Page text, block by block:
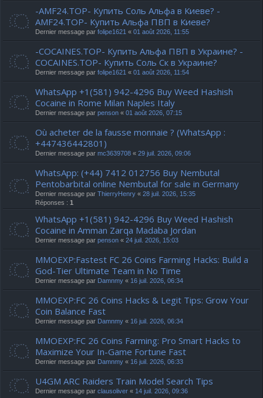
-AMF24.TOP- Купить Соль Альфа в Киеве? -
AMF24.TOP- Купить Альфа ПВП в Киеве?
Dernier message par folipe1621 « 01 août 2026, 11:55
-COCAINES.TOP- Купить Альфа ПВП в Украине? -
COCAINES.TOP- Купить Соль Ск в Украине?
Dernier message par folipe1621 « 01 août 2026, 11:54
WhatsApp +1(581) 942-4296 Buy Weed Hashish
Cocaine in Rome Milan Naples Italy
Dernier message par penson « 01 août 2026, 07:15
Où acheter de la fausse monnaie ? (WhatsApp :
+447436442801)
Dernier message par mc3639708 « 29 juil. 2026, 09:06
WhatsApp: (+44) 7412 012756 Buy Nembutal
Pentobarbital online Nembutal for sale in Germany
Dernier message par ThierryHenry « 28 juil. 2026, 15:35
Réponses : 1
WhatsApp +1(581) 942-4296 Buy Weed Hashish
Cocaine in Amman Zarqa Madaba Jordan
Dernier message par penson « 24 juil. 2026, 15:03
MMOEXP:Fastest FC 26 Coins Farming Hacks: Build a
God-Tier Ultimate Team in No Time
Dernier message par Damnmy « 16 juil. 2026, 06:34
MMOEXP:FC 26 Coins Hacks & Legit Tips: Grow Your
Coin Balance Fast
Dernier message par Damnmy « 16 juil. 2026, 06:34
MMOEXP:FC 26 Coins Farming: Pro Smart Hacks to
Maximize Your In-Game Fortune Fast
Dernier message par Damnmy « 16 juil. 2026, 06:33
U4GM ARC Raiders Train Model Search Tips
Dernier message par clausoliver « 14 juil. 2026, 09:36